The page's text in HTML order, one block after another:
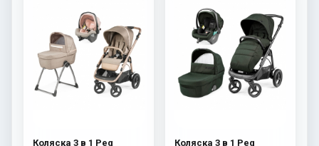
Коляска 3 в 1 Peg
Коляска 3 в 1 Peg